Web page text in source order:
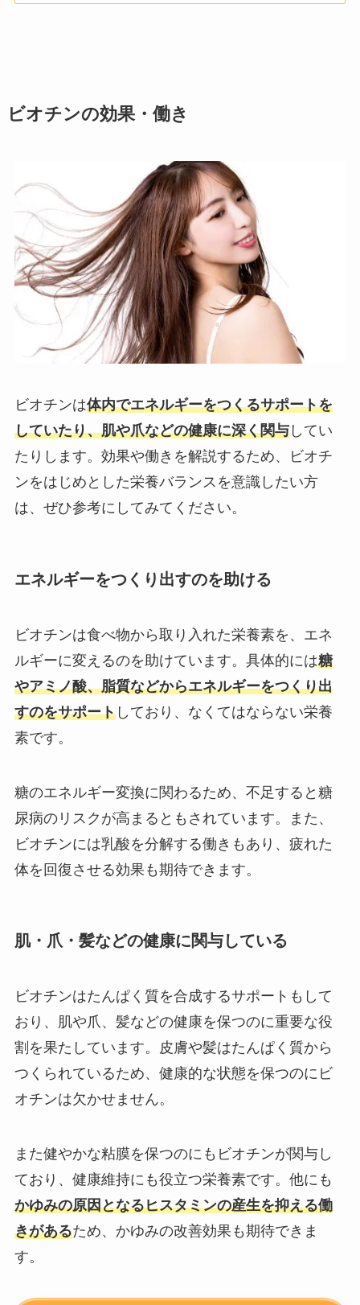
ビオチンの効果・働き
ビオチンは体内でエネルギーをつくるサポートを
していたり、肌や爪などの健康に深く関与してい
たりします。効果や働きを解説するため、ビオチ
ンをはじめとした栄養バランスを意識したい方
は、ぜひ参考にしてみてください。
エネルギーをつくり出すのを助ける
ビオチンは食べ物から取り入れた栄養素を、エネ
ルギーに変えるのを助けています。具体的には糖
やアミノ酸、脂質などからエネルギーをつくり出
すのをサポートしており、なくてはならない栄養
素です。
糖のエネルギー変換に関わるため、不足すると糖
尿病のリスクが高まるともされています。また、
ビオチンには乳酸を分解する働きもあり、疲れた
体を回復させる効果も期待できます。
肌・爪・髪などの健康に関与している
ビオチンはたんぱく質を合成するサポートもして
おり、肌や爪、髪などの健康を保つのに重要な役
割を果たしています。皮膚や髪はたんぱく質から
つくられているため、健康的な状態を保つのにビ
オチンは欠かせません。
また健やかな粘膜を保つのにもビオチンが関与し
ており、健康維持にも役立つ栄養素です。他にも
かゆみの原因となるヒスタミンの産生を抑える働
きがあるため、かゆみの改善効果も期待できま
す。